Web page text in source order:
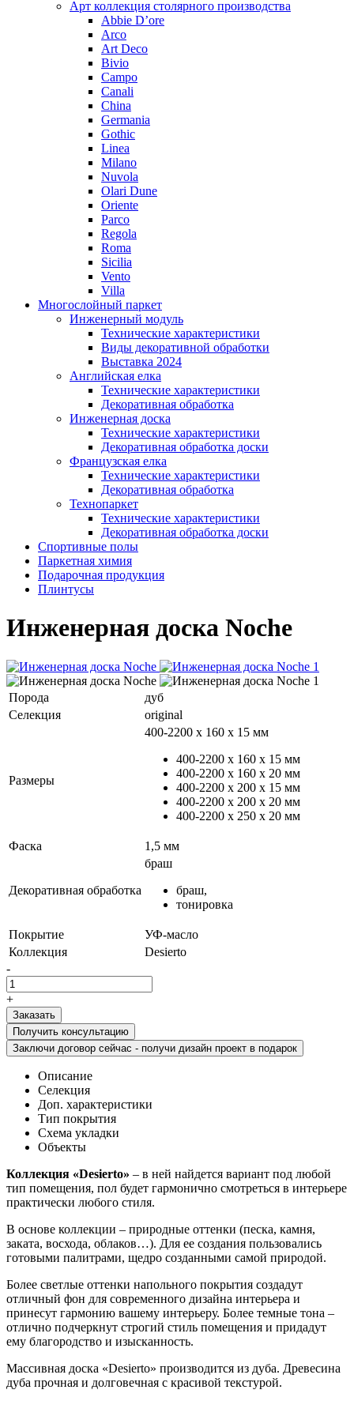
Арт коллекция столярного производства
Abbie D’ore
Arco
Art Deco
Bivio
Campo
Canali
China
Germania
Gothic
Linea
Milano
Nuvola
Olari Dune
Oriente
Parco
Regola
Roma
Sicilia
Vento
Villa
Многослойный паркет
Инженерный модуль
Технические характеристики
Виды декоративной обработки
Выставка 2024
Английская елка
Технические характеристики
Декоративная обработка
Инженерная доска
Технические характеристики
Декоративная обработка доски
Французская елка
Технические характеристики
Декоративная обработка
Технопаркет
Технические характеристики
Декоративная обработка доски
Спортивные полы
Паркетная химия
Подарочная продукция
Плинтусы
Инженерная доска Noche
Порода
дуб
Селекция
original
Размеры
400-2200 х 160 x 15 мм
400-2200 х 160 x 15 мм
400-2200 х 160 x 20 мм
400-2200 х 200 x 15 мм
400-2200 х 200 x 20 мм
400-2200 х 250 x 20 мм
Фаска 1,5 мм
Декоративная обработка
браш
браш,
тонировка
Покрытие
УФ-масло
Коллекция
Desierto
-
+
Получить консультацию
Заключи договор сейчас - получи дизайн проект в подарок
Описание
Селекция
Доп. характеристики
Тип покрытия
Схема укладки
Объекты
Коллекция «Desierto» – в ней найдется вариант под любой
тип помещения, пол будет гармонично смотреться в интерьере
практически любого стиля.
В основе коллекции – природные оттенки (песка, камня,
заката, восхода, облаков…). Для ее создания пользовались
готовыми палитрами, щедро созданными самой природой.
Более светлые оттенки напольного покрытия создадут
отличный фон для современного дизайна интерьера и
принесут гармонию вашему интерьеру. Более темные тона –
отлично подчеркнут строгий стиль помещения и придадут
ему благородство и изысканность.
Массивная доска «Desierto» производится из дуба. Древесина
дуба прочная и долговечная с красивой текстурой.